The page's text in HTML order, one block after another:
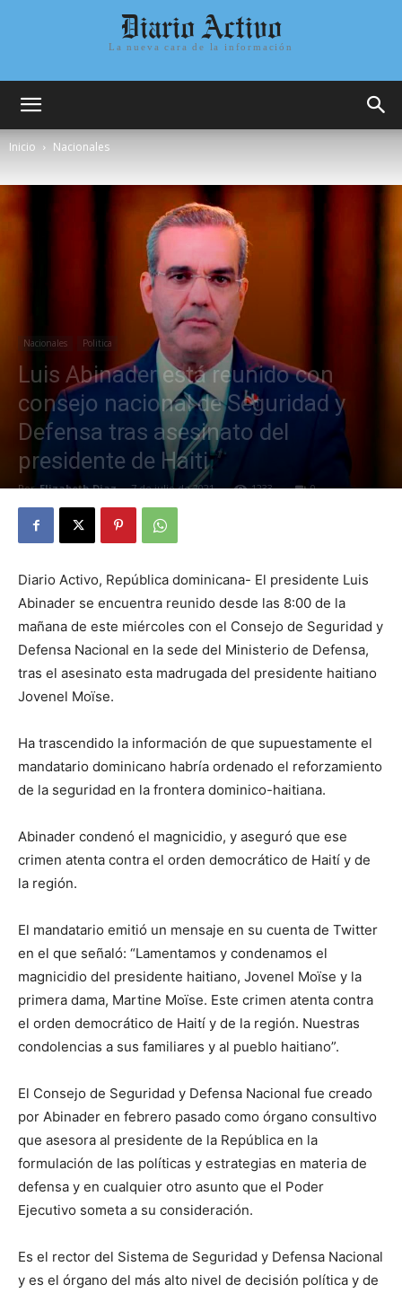
Diario Activo
La nueva cara de la información
Inicio Nacionales
Nacionales Politica
Luis Abinader está reunido con
consejo nacional de Seguridad y
Defensa tras asesinato del
presidente de Haiti
Por Elizabeth Diaz - 7 de julio de 2021 1233 0
Diario Activo, República dominicana- El presidente Luis
Abinader se encuentra reunido desde las 8:00 de la
mañana de este miércoles con el Consejo de Seguridad y
Defensa Nacional en la sede del Ministerio de Defensa,
tras el asesinato esta madrugada del presidente haitiano
Jovenel Moïse.
Ha trascendido la información de que supuestamente el
mandatario dominicano habría ordenado el reforzamiento
de la seguridad en la frontera dominico-haitiana.
Abinader condenó el magnicidio, y aseguró que ese
crimen atenta contra el orden democrático de Haití y de
la región.
El mandatario emitió un mensaje en su cuenta de Twitter
en el que señaló: “Lamentamos y condenamos el
magnicidio del presidente haitiano, Jovenel Moïse y la
primera dama, Martine Moïse. Este crimen atenta contra
el orden democrático de Haití y de la región. Nuestras
condolencias a sus familiares y al pueblo haitiano”.
El Consejo de Seguridad y Defensa Nacional fue creado
por Abinader en febrero pasado como órgano consultivo
que asesora al presidente de la República en la
formulación de las políticas y estrategias en materia de
defensa y en cualquier otro asunto que el Poder
Ejecutivo someta a su consideración.
Es el rector del Sistema de Seguridad y Defensa Nacional
y es el órgano del más alto nivel de decisión política y de